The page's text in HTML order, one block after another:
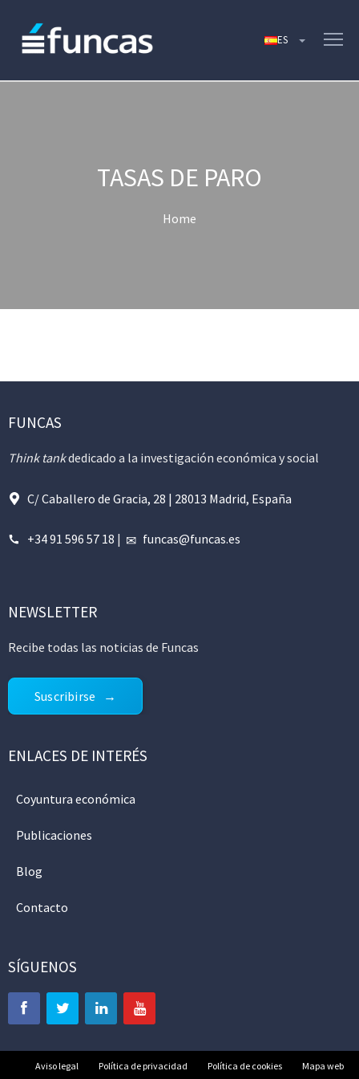
TASAS DE PARO
Home
FUNCAS
Think tankdedicado a la investigación económica y social
C/ Caballero de Gracia, 28 | 28013 Madrid, España
+34 91 596 57 18 | funcas@funcas.es
NEWSLETTER
Recibe todas las noticias de Funcas
Suscribirse
ENLACES DE INTERÉS
Coyuntura económica
Publicaciones
Blog
Contacto
SÍGUENOS
Aviso legal Política de privacidad Política de cookies Mapa web